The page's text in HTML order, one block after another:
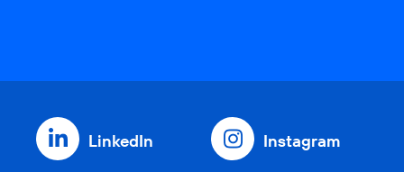
LinkedIn Instagram